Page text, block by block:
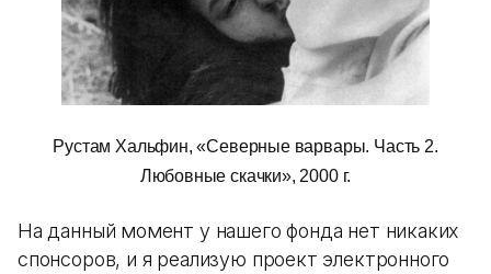
Рустам Хальфин, «Северные варвары. Часть 2.
Любовные скачки», 2000 г.
На данный момент у нашего фонда нет никаких
спонсоров, и я реализую проект электронного